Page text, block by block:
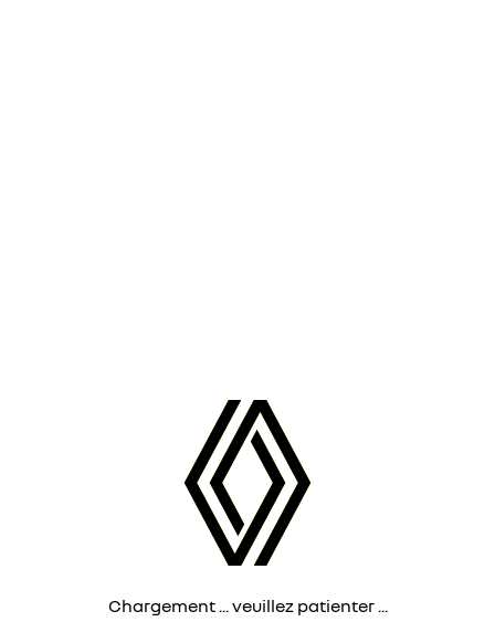
Chargement ... veuillez patienter ...